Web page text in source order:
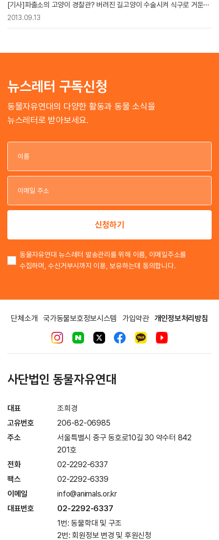
[기사]파출소의 고양이 경찰관? 버려진 길고양이 수술시켜 식구로 거둔···
2013.09.13
뉴스레터 구독신청
동물자유연대의 다양한 활동과 동물 소식을
뉴스레터로 받아보세요.
이
이
신청하기
동물자유연대 뉴스레터 발송관리를 위해 이름, 이메일주소를
수집하며, 수신거부시까지 이용, 보유하는데 동의합니다.
단체소개 국가동물보호정보시스템 가입약관 개인정보처리방침
사단법인 동물자유연대
대표
조희경
고유번호
206-82-06985
주소
서울특별시 중구 동호로10길 30 약수터 842
201호
전화
02-2292-6337
팩스
02-2292-6339
이메일
info@animals.or.kr
대표번호
02-2292-6337
1번: 동물학대 및 구조
2번: 회원정보 변경 및 후원신청